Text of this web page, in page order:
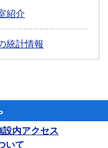
紹介
統計情報
設内アクセス
いて